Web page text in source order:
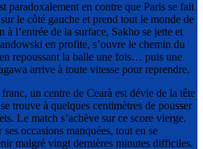
paradoxalement en contre que Paris se fait
le côté gauche et prend tout le monde de
à l’entrée de la surface, Sakho se jette et
en profite, s’ouvre le chemin du
repoussant la balle une fois… puis une
arrive à toute vitesse pour reprendre.
un centre de Cearà est dévie de la tête
trouve à quelques centimètres de pousser
Le match s’achève sur ce score vierge.
occasions manquées, tout en se
malgré vingt dernières minutes difficiles.